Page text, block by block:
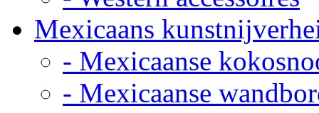
Mexicaans
- Mexicaanse
- Mexicaanse